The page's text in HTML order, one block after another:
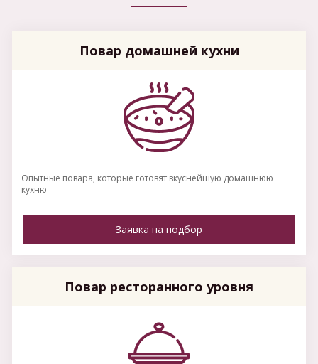
Повар домашней кухни
Опытные повара, которые готовят вкуснейшую домашнюю
кухню
Заявка на подбор
Повар ресторанного уровня